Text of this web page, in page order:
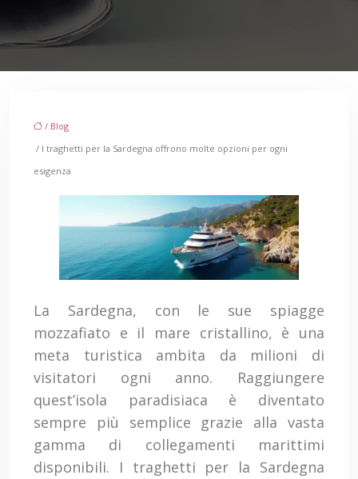
/ Blog
/ I traghetti per la Sardegna offrono molte opzioni per ogni
esigenza
La Sardegna, con le sue spiagge
mozzafiato e il mare cristallino, è una
meta turistica ambita da milioni di
visitatori ogni anno. Raggiungere
quest’isola paradisiaca è diventato
sempre più semplice grazie alla vasta
gamma di collegamenti marittimi
disponibili. I traghetti per la Sardegna